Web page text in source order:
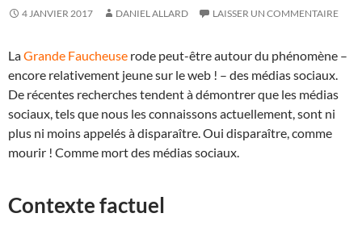
4 JANVIER 2017 DANIEL ALLARD LAISSER UN COMMENTAIRE
LaGrande Faucheuse rode peut-être autour du phénomène –
encore relativement jeune sur le web ! – des médias sociaux.
De récentes recherches tendent à démontrer que les médias
sociaux, tels que nous les connaissons actuellement, sont ni
plus ni moins appelés à disparaître. Oui disparaître, comme
mourir ! Comme mort des médias sociaux.
Contexte factuel